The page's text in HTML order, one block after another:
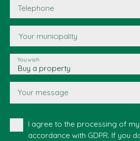
Telephone
Your municipality
Buy a property
You wish
Your message
I agree to the processing of
accordance with GDPR. If you